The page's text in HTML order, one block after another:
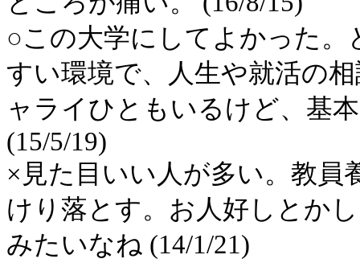
○この大学にしてよかった
すい環境で、人生や就活の
ャライひともいるけど、基
(15/5/19)
×見た目いい人が多い。教員
けり落とす。お人好しとか
みたいなね (14/1/21)